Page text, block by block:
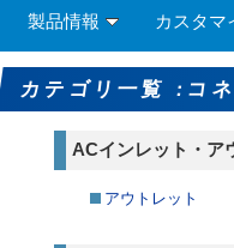
製品情報 カスタマ
カテゴリ一覧 :コ
ACインレット・ア
アウトレット